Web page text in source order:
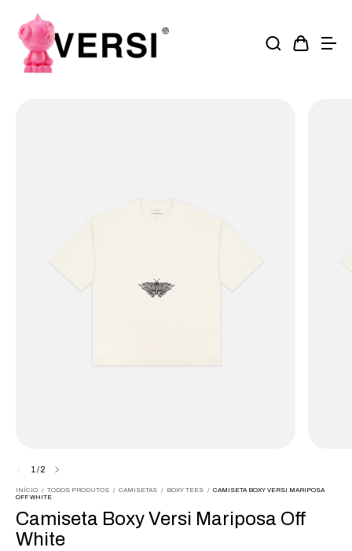
1/2
INÍCIO / TODOS PRODUTOS / CAMISETAS / BOXY TEES / CAMISETA BOXY VERSI MARIPOSA
OFF WHITE
Camiseta Boxy Versi Mariposa Off
White